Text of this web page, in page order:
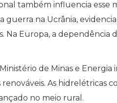
também influencia esse
guerra na Ucrânia,
Na Europa, a
de Minas e
As hidrelétricas
no meio rural.